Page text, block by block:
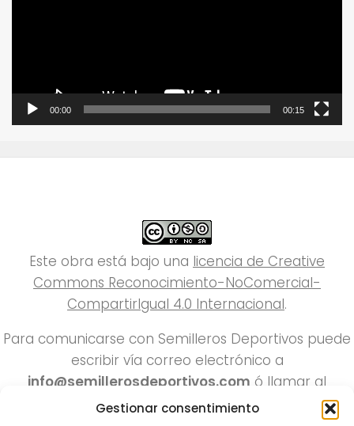
Gestionar consentimiento
00:00 00:15
Este obra está bajo una licencia de Creative
Commons Reconocimiento-NoComercial-
CompartirIgual 4.0 Internacional.
Para comunicarse con Semilleros Deportivos puede
escribir vía correo electrónico a
info@semillerosdeportivos.com ó llamar al
número 310 453 9242